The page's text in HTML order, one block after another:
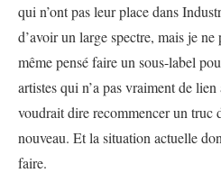
qui n’ont pas leur place dans
d’avoir un large spectre, mais je
même pensé faire un sous-label
artistes qui n’a pas vraiment de
voudrait dire recommencer un truc
nouveau. Et la situation actuelle
faire.